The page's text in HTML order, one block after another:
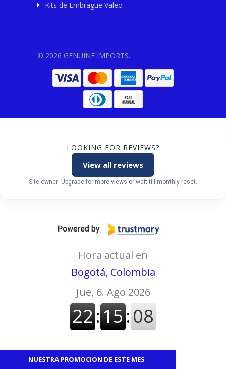
Kits de Embrague Valeo
© 2026 GENUINE IMPORTS.
LOOKING FOR REVIEWS?
View all reviews
Site owner: Upgrade for more views or wait till monthly reset.
Hora actual en
Bogotá, Colombia